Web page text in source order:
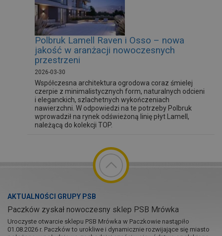
Polbruk Lamell Raven i Osso – nowa
jakość w aranżacji nowoczesnych
przestrzeni
2026-03-30
Współczesna architektura ogrodowa coraz śmielej
czerpie z minimalistycznych form, naturalnych odcieni
i eleganckich, szlachetnych wykończeniach
nawierzchni. W odpowiedzi na te potrzeby Polbruk
wprowadził na rynek odświeżoną linię płyt Lamell,
należącą do kolekcji TOP.
AKTUALNOŚCI GRUPY PSB
Paczków zyskał nowoczesny sklep PSB Mrówka
Uroczyste otwarcie sklepu PSB Mrówka w Paczkowie nastąpiło
01.08.2026 r. Paczków to urokliwe i dynamicznie rozwijające się miasto